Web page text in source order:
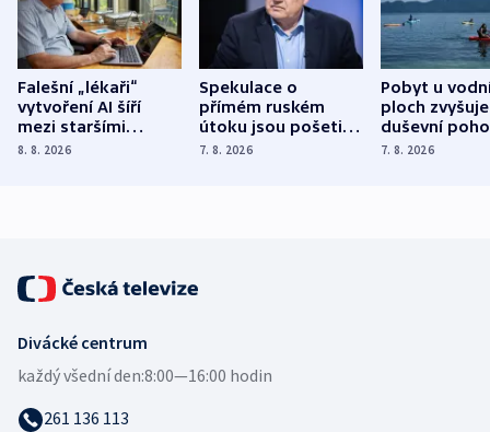
Falešní „lékaři“
vytvoření AI šíří
mezi staršími
Poláky nebezpečné
8. 8. 2026
Spekulace o
přímém ruském
útoku jsou pošetilé,
míní estonský
7. 8. 2026
Pobyt u
ploch zvyšuje
duševní
ukázala
7. 8. 2026
Divácké centrum
každý všední den:8:00—16:00 hodin
261 136 113